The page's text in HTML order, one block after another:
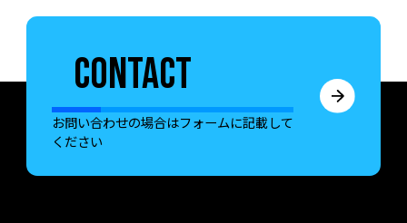
CONTACT
お問い合わせの場合はフォームに記載して
ください